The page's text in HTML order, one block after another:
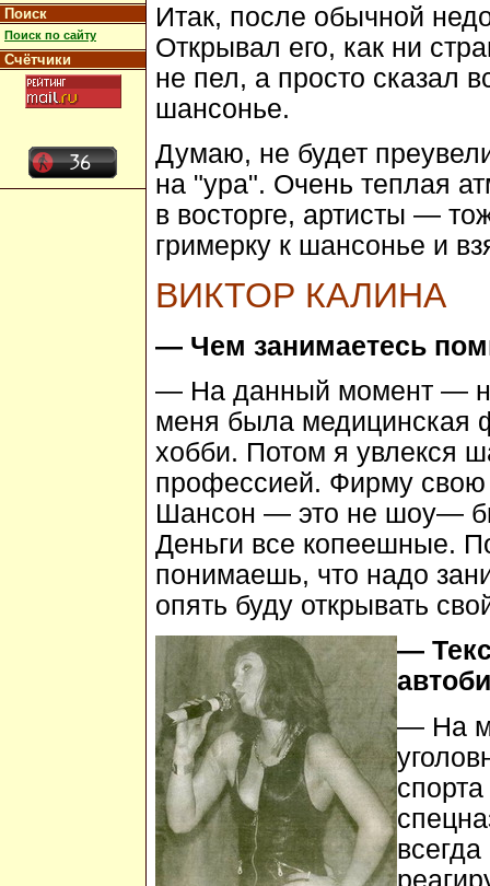
Поиск
Поиск по сайту
Счётчики
Итак, после обычной
Открывал его, как ни
не пел, а просто сказал
шансонье.
Думаю, не будет
на "ура". Очень теплая
в восторге, артисты —
гримерку к шансонье и
ВИКТОР КАЛИНА
— Чем занимаетесь
— На данный момент —
меня была медицинская
хобби. Потом я увлекся
профессией. Фирму свою
Шансон — это не шоу—
Деньги все копеешные.
понимаешь, что надо
опять буду открывать
—
— На